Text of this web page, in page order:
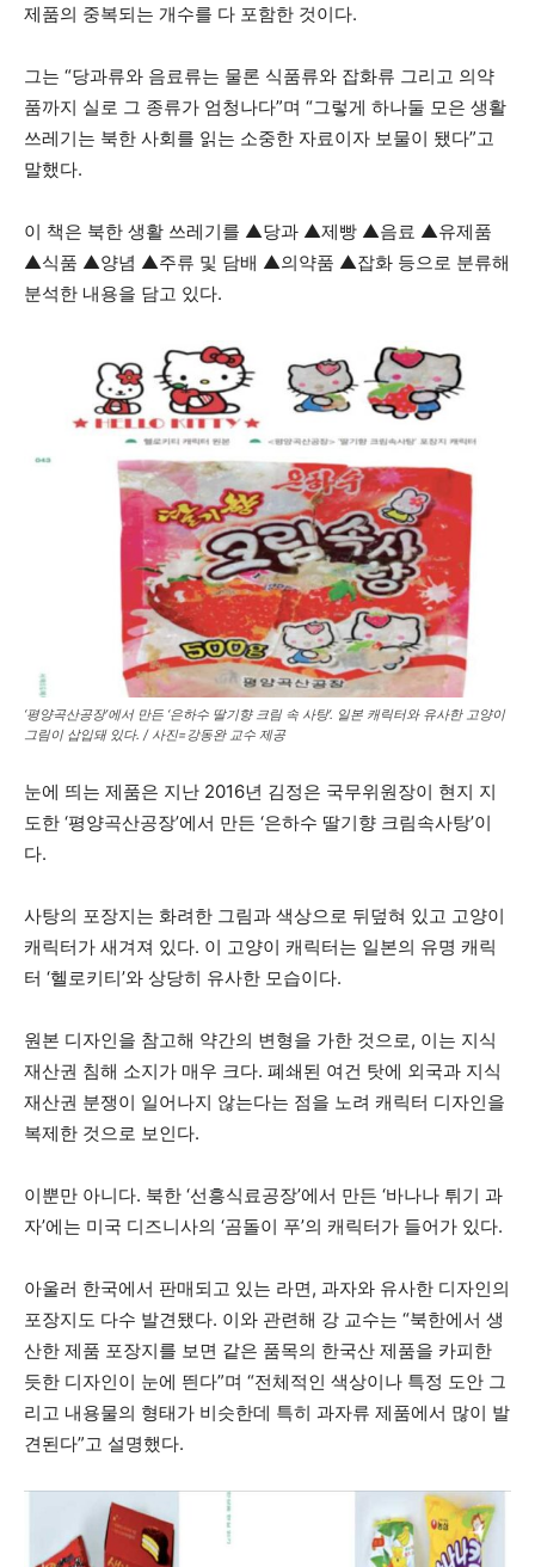
제품의 중복되는 개수를 다 포함한 것이다.
그는 “당과류와 음료류는 물론 식품류와 잡화류 그리고 의약
품까지 실로 그 종류가 엄청나다”며 “그렇게 하나둘 모은 생활
쓰레기는 북한 사회를 읽는 소중한 자료이자 보물이 됐다”고
말했다.
이 책은 북한 생활 쓰레기를 ▲당과 ▲제빵 ▲음료 ▲유제품
▲식품 ▲양념 ▲주류 및 담배 ▲의약품 ▲잡화 등으로 분류해
분석한 내용을 담고 있다.
‘평양곡산공장’에서 만든 ‘은하수 딸기향 크림 속 사탕’. 일본 캐릭터와 유사한 고양이
그림이 삽입돼 있다. / 사진=강동완 교수 제공
눈에 띄는 제품은 지난 2016년 김정은 국무위원장이 현지 지
도한 ‘평양곡산공장’에서 만든 ‘은하수 딸기향 크림속사탕’이
다.
사탕의 포장지는 화려한 그림과 색상으로 뒤덮혀 있고 고양이
캐릭터가 새겨져 있다. 이 고양이 캐릭터는 일본의 유명 캐릭
터 ‘헬로키티’와 상당히 유사한 모습이다.
원본 디자인을 참고해 약간의 변형을 가한 것으로, 이는 지식
재산권 침해 소지가 매우 크다. 폐쇄된 여건 탓에 외국과 지식
재산권 분쟁이 일어나지 않는다는 점을 노려 캐릭터 디자인을
복제한 것으로 보인다.
이뿐만 아니다. 북한 ‘선흥식료공장’에서 만든 ‘바나나 튀기 과
자’에는 미국 디즈니사의 ‘곰돌이 푸’의 캐릭터가 들어가 있다.
아울러 한국에서 판매되고 있는 라면, 과자와 유사한 디자인의
포장지도 다수 발견됐다. 이와 관련해 강 교수는 “북한에서 생
산한 제품 포장지를 보면 같은 품목의 한국산 제품을 카피한
듯한 디자인이 눈에 띈다”며 “전체적인 색상이나 특정 도안 그
리고 내용물의 형태가 비슷한데 특히 과자류 제품에서 많이 발
견된다”고 설명했다.